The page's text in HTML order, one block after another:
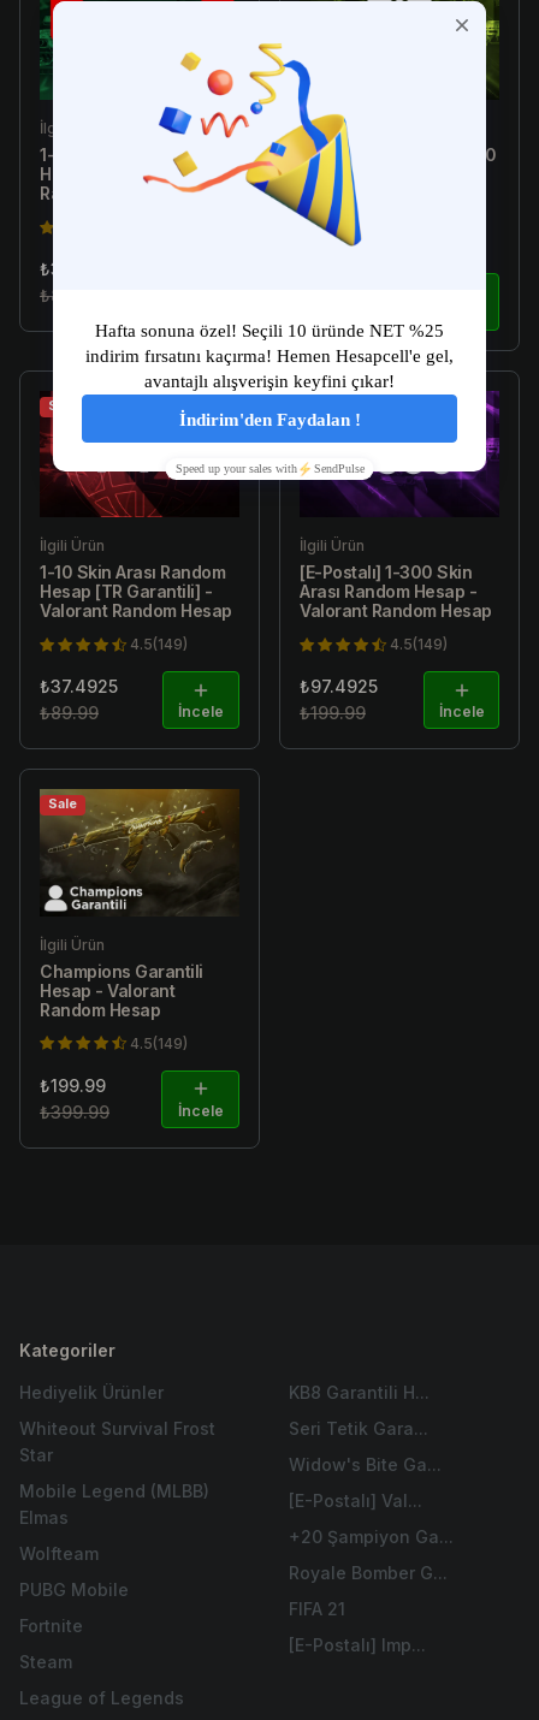
İlgili Ürün
1-10 Skin Arası Random
Hesap - Valorant
Random Hesap
₺34.99
₺89.99
İlgili Ürün
[Türkiye E-Postalı] 1-300
Skin Arası Random
Hesap - Valorant
Random Hesap
Sale
İlgili Ürün
1-10 Skin Arası Random
Hesap [TR Garantili] -
Valorant Random Hesap
4.5(149)
₺37.4925
₺89.99
İncele
İlgili Ürün
[E-Postalı] 1-300 Skin
Arası Random Hesap -
Valorant Random Hesap
4.5(149)
₺97.4925
₺199.99
İncele
Sale
İlgili Ürün
Champions Garantili
Hesap - Valorant
Random Hesap
4.5(149)
₺199.99
₺399.99
İncele
Kategoriler
Hediyelik Ürünler
Whiteout Survival Frost
Star
Mobile Legend (MLBB)
Elmas
Wolfteam
PUBG Mobile
Fortnite
Steam
League of Legends
KB8 Garantili H...
Seri Tetik Gara...
Widow's Bite Ga...
[E-Postalı] Val...
+20 Şampiyon Ga...
Royale Bomber G...
FIFA 21
[E-Postalı] Imp...